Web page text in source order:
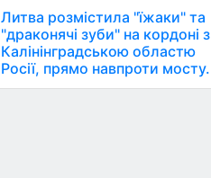
Литва розмістила "їжаки" та
"драконячі зуби" на кордоні з
Калінінградською областю
Росії, прямо навпроти мосту.